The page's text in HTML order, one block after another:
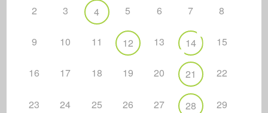
2 3 4 5 6 7 8
9 10 11 12 13 14 15
16 17 18 19 20 21 22
23 24 25 26 27 28 29